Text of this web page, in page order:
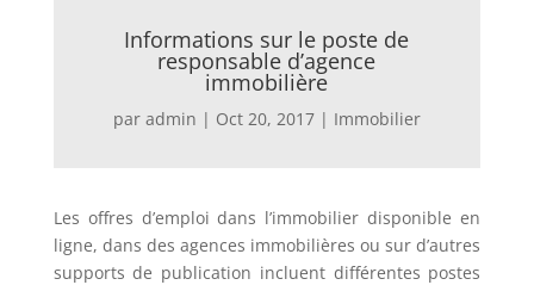
Informations sur le poste de
responsable d’agence
immobilière
par admin | Oct 20, 2017| Immobilier
Les offres d’emploi dans l’immobilier disponible en
ligne, dans des agences immobilières ou sur d’autres
supports de publication incluent différentes postes